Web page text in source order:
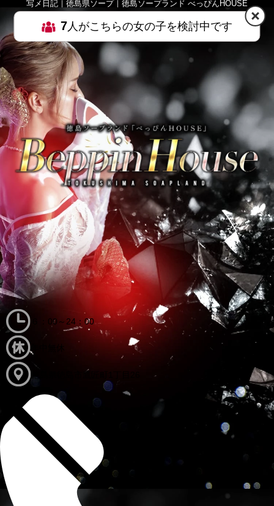
写メ日記｜徳島県ソープ｜徳島ソープランド べっぴんHOUSE
MENU
６：00～24：00
7人がこちらの女の子を検討中です